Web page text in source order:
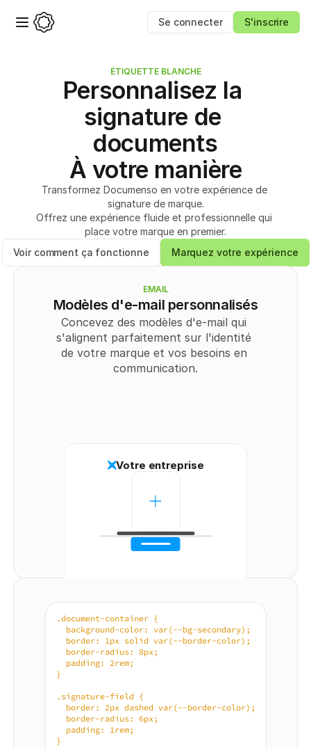
Se connecter S'inscrire
ÉTIQUETTE BLANCHE
Personnalisez la
signature de
documents
À votre manière
Transformez Documenso en votre expérience de
signature de marque.
Offrez une expérience fluide et professionnelle qui
place votre marque en premier.
Voir comment ça fonctionne
Marquez votre expérience
EMAIL
Modèles d'e-mail personnalisés
Concevez des modèles d'e-mail qui
s'alignent parfaitement sur l'identité
de votre marque et vos besoins en
communication.
Votre entreprise
.document-container {
  background-color: var(--bg-secondary);
  border: 1px solid var(--border-color);
  border-radius: 8px;
  padding: 2rem;
}
.signature-field {
  border: 2px dashed var(--border-color);
  border-radius: 6px;
  padding: 1rem;
}